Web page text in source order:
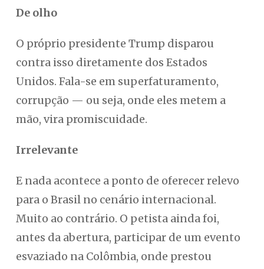
De olho
O próprio presidente Trump disparou
contra isso diretamente dos Estados
Unidos. Fala-se em superfaturamento,
corrupção — ou seja, onde eles metem a
mão, vira promiscuidade.
Irrelevante
E nada acontece a ponto de oferecer relevo
para o Brasil no cenário internacional.
Muito ao contrário. O petista ainda foi,
antes da abertura, participar de um evento
esvaziado na Colômbia, onde prestou